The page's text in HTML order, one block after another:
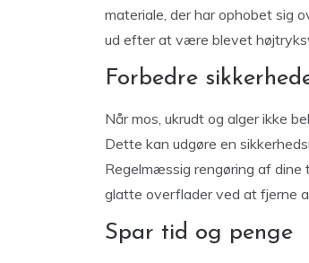
materiale, der har ophobet sig
ud efter at være blevet
Forbedre
Når mos, ukrudt og alger ikke
Dette kan udgøre en
Regelmæssig rengøring af dine
glatte overflader ved at fjerne
Spar tid og penge